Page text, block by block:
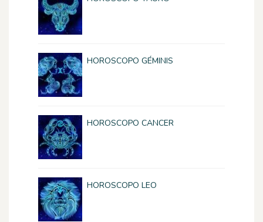
HOROSCOPO GÉMINIS
HOROSCOPO CANCER
HOROSCOPO LEO